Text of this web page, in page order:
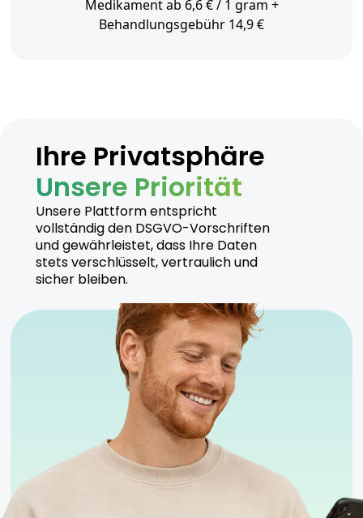
Medikament ab 6,6 € / 1 gram +
Behandlungsgebühr 14,9 €
Ihre Privatsphäre
Unsere Priorität
Unsere Plattform entspricht
vollständig den DSGVO-Vorschriften
und gewährleistet, dass Ihre Daten
stets verschlüsselt, vertraulich und
sicher bleiben.